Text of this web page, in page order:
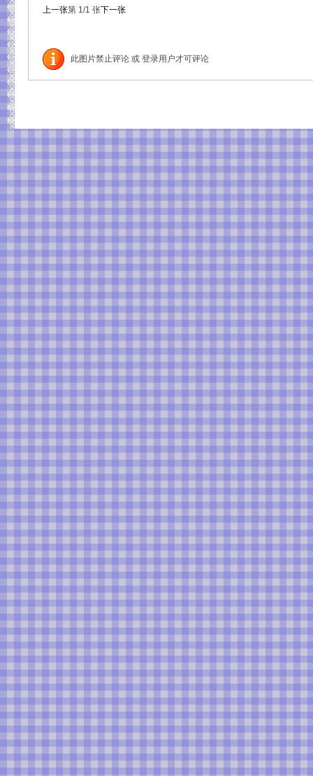
上一张第 1 /1 张下一张
此图片禁止评论 或 登录用户才可评论